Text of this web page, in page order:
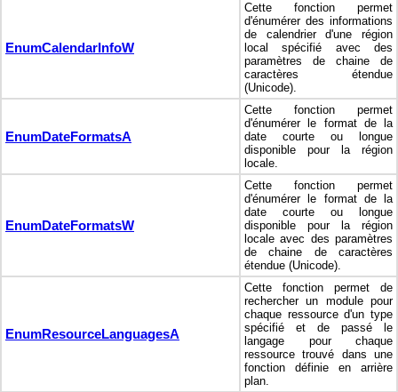
EnumCalendarInfoW
Cette fonction permet
d'énumérer des informations
de calendrier d'une région
local spécifié avec des
paramètres de chaine de
caractères étendue
(Unicode).
EnumDateFormatsA
Cette fonction permet
d'énumérer le format de la
date courte ou longue
disponible pour la région
locale.
EnumDateFormatsW
Cette fonction permet
d'énumérer le format de la
date courte ou longue
disponible pour la région
locale avec des paramètres
de chaine de caractères
étendue (Unicode).
EnumResourceLanguagesA
Cette fonction permet de
rechercher un module pour
chaque ressource d'un type
spécifié et de passé le
langage pour chaque
ressource trouvé dans une
fonction définie en arrière
plan.